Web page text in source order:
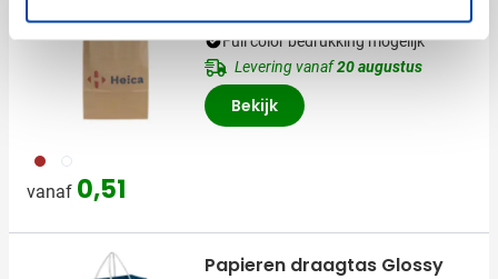
011 002
vanaf 0,51
Papieren Tas Totee M [A4]
Full color bedrukking mogelijk
Levering vanaf20 augustus
Bekijk
Papieren draagtas Glossy